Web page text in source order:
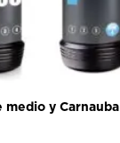
medio y Carnauba